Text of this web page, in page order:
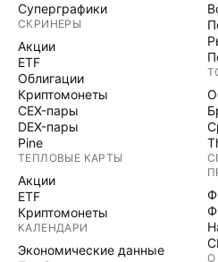
Суперграфики
СКРИНЕРЫ
Акции
ETF
Облигации
Криптомонеты
CEX-пары
DEX-пары
Pine
ТЕПЛОВЫЕ КАРТЫ
Акции
ETF
Криптомонеты
КАЛЕНДАРИ
Экономические данные
О